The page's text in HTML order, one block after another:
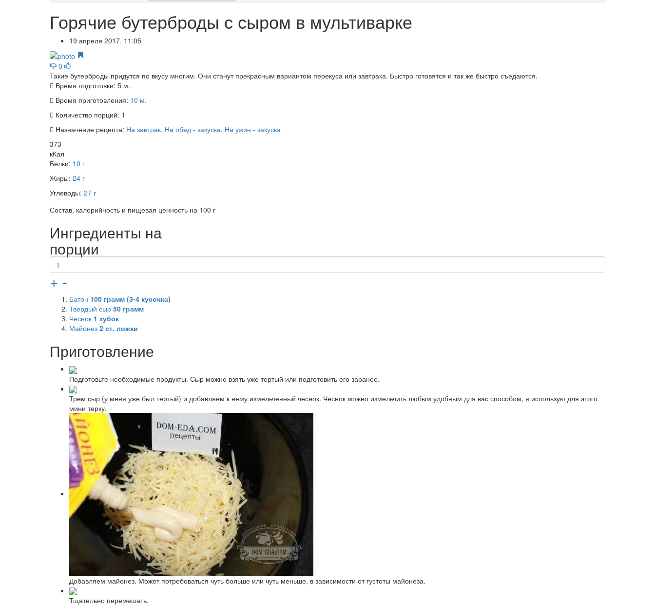
Горячие бутерброды с сыром в мультиварке
19 апреля 2017, 11:05
0
Такие бутерброды придутся по вкусу многим. Они станут прекрасным вариантом перекуса или завтрака. Быстро готовятся и так же быстро съедаются.
Время подготовки: 5 м.
Время приготовления: 10 м.
Количество порций: 1
Назначение рецепта: На завтрак, На обед - закуска, На ужин - закуска
373
кКал
Белки: 10 г
Жиры: 24 г
Углеводы: 27 г
Состав, калорийность и пищевая ценность на 100 г
Ингредиенты на
порции
+ -
Батон 100 грамм (3-4 кусочка)
Твердый сыр 50 грамм
Чеснок 1 зубок
Майонез 2 ст. ложки
Приготовление
Подготовьте необходимые продукты. Сыр можно взять уже тертый или подготовить его заранее.
Трем сыр (у меня уже был тертый) и добавляем к нему измельченный чеснок. Чеснок можно измельчить любым удобным для вас способом, я использую для этого
мини терку.
Добавляем майонез. Может потребоваться чуть больше или чуть меньше, в зависимости от густоты майонеза.
Тщательно перемешать.